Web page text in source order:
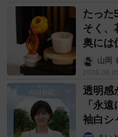
たった
そく、
奥には
う」山岡
透明感
「永
袖白シ